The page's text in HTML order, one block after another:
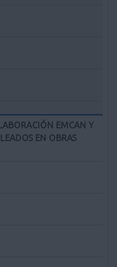
EMCAN Y
EN OBRAS